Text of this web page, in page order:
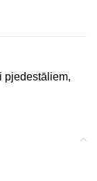
pjedestāliem,